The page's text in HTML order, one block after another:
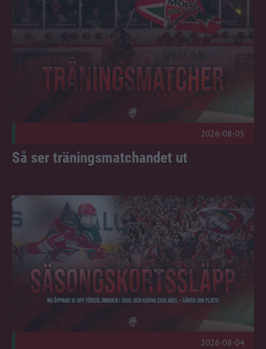
2026-08-05
Så ser träningsmatchandet ut
Nu släpper vi fler säsongskort! Publicerad 2026-08-04
2026-08-04